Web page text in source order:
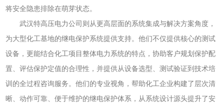
将安全隐患排除在萌芽状态。
武汉特高压电力公司则从更高层面的系统集成与解决方案角度，
为大型化工基地的继电保护系统提供支持。他们不仅提供核心的测试
设备，更能结合化工项目整体电力系统的特点，协助客户规划保护配
置、评估保护定值的合理性，并提供从设备选型、测试验证到技术培
训的全过程咨询服务。他们的专业视角，帮助化工企业构建了层次清
晰、动作可靠、便于维护的继电保护体系，从系统设计源头提升了安